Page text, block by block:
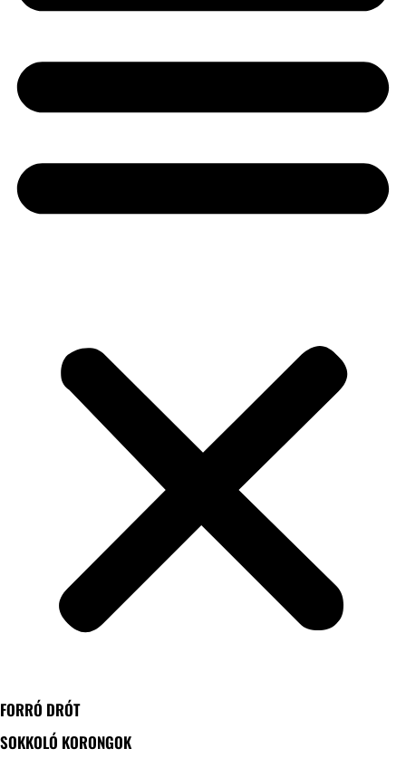
FORRÓ DRÓT
SOKKOLÓ KORONGOK